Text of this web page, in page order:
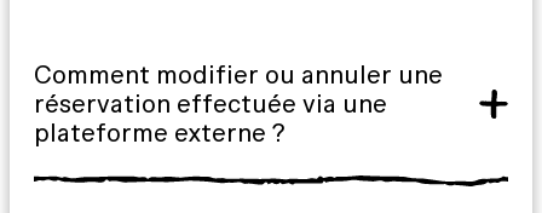
Comment modifier ou annuler une
réservation effectuée via une
plateforme externe ?